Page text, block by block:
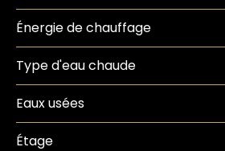
Énergie de chauffage
Type d'eau chaude
Eaux usées
Étage